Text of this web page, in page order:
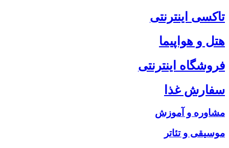
تاکسی اینترنتی
هتل و هواپیما
فروشگاه اینترنتی
سفارش غذا
مشاوره و آموزش
موسیقی و تئاتر